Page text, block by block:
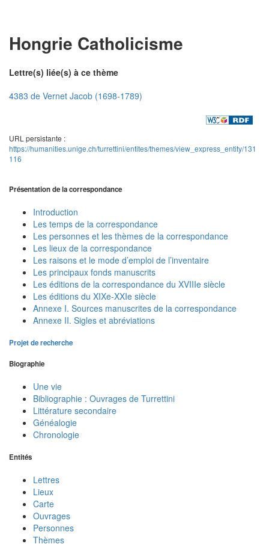
Hongrie Catholicisme
Lettre(s) liée(s) à ce thème
4383 de Vernet Jacob (1698-1789)
URL persistante :
https://humanities.unige.ch/turrettini/entites/themes/view_express_entity/131
116
Présentation de la correspondance
Introduction
Les temps de la correspondance
Les personnes et les thèmes de la correspondance
Les lieux de la correspondance
Les raisons et le mode d’emploi de l’inventaire
Les principaux fonds manuscrits
Les éditions de la correspondance du XVIIIe siècle
Les éditions du XIXe-XXIe siècle
Annexe I. Sources manuscrites de la correspondance
Annexe II. Sigles et abréviations
Projet de recherche
Biographie
Une vie
Bibliographie : Ouvrages de Turrettini
Littérature secondaire
Généalogie
Chronologie
Entités
Lettres
Lieux
Carte
Ouvrages
Personnes
Thèmes